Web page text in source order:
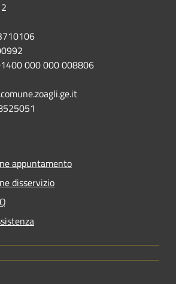
000 000 008806
appuntamento
disservizio